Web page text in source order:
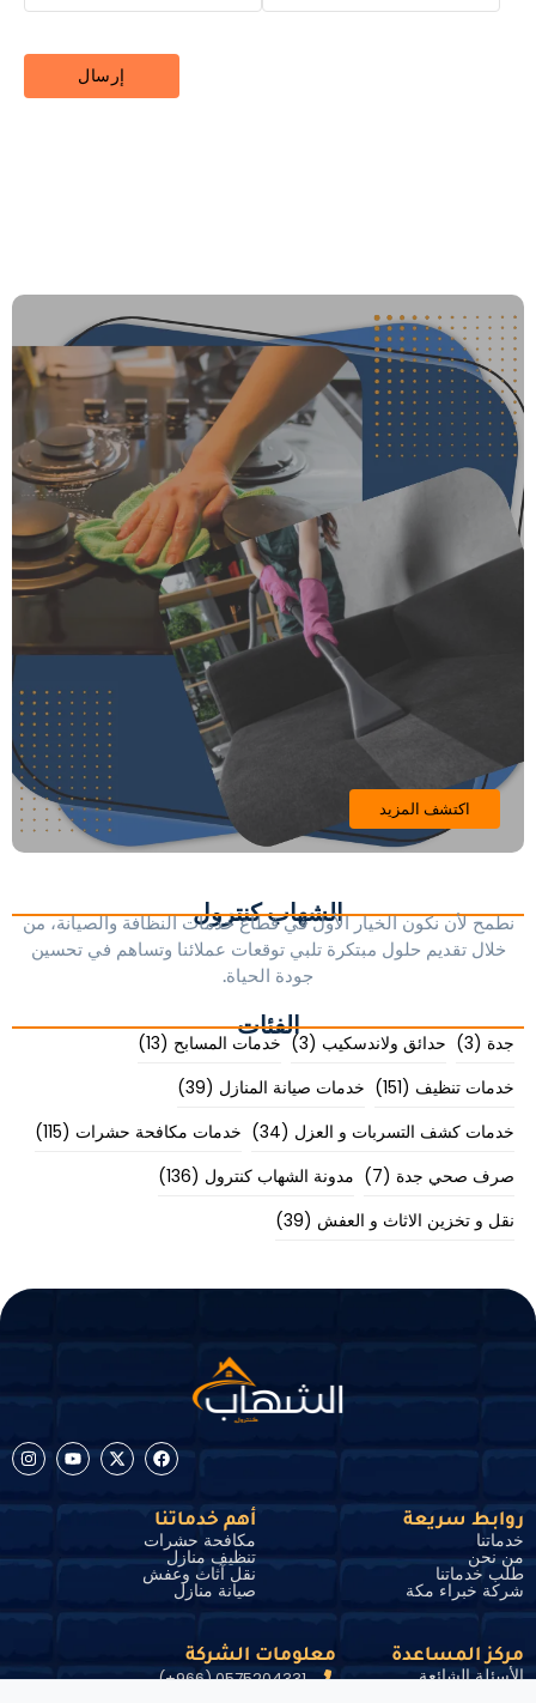
الشهاب كنترول
نطمح لأن نكون الخيار الأول في قطاع خدمات النظافة والصيانة، من
خلال تقديم حلول مبتكرة تلبي توقعات عملائنا وتساهم في تحسين
جودة الحياة.
اكتشف المزيد
الفئات
جدة (3) حدائق ولاندسكيب (3) خدمات المسابح (13)
خدمات تنظيف (151) خدمات صيانة المنازل (39)
خدمات كشف التسربات و العزل (34) خدمات مكافحة حشرات (115)
صرف صحي جدة (7) مدونة الشهاب كنترول (136)
نقل و تخزين الاثاث و العفش (39)
روابط سريعة
خدماتنا
من نحن
طلب خدماتنا
شركة خبراء مكة
أهم خدماتنا
مكافحة حشرات
تنظيف منازل
نقل آثاث وعفش
صيانة منازل
مركز المساعدة
الأسئلة الشائعة
معلومات الشركة
0575204331 (966+)